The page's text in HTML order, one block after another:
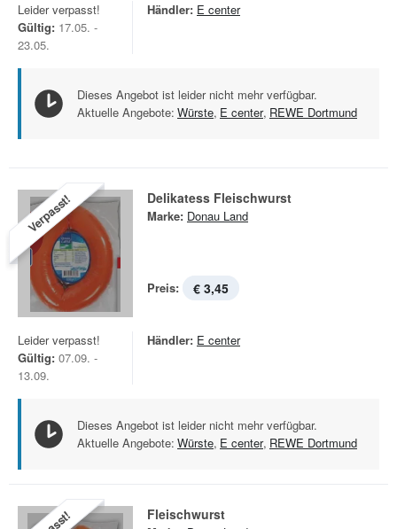
Leider verpasst!
Gültig: 17.05. -
23.05.
Händler: E center
Dieses Angebot ist leider nicht mehr verfügbar.
Aktuelle Angebote: Würste, E center, REWE Dortmund
Verpasst! Delikatess Fleischwurst
Marke: Donau Land
Preis: € 3,45
Leider verpasst!
Gültig: 07.09. -
13.09.
Händler: E center
Dieses Angebot ist leider nicht mehr verfügbar.
Aktuelle Angebote: Würste, E center, REWE Dortmund
Fleischwurst